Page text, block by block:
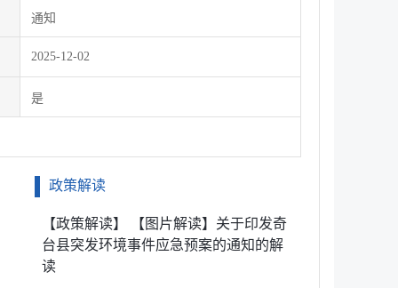
通知
2025-12-02
是
政策解读
【政策解读】 【图片解读】关于印发奇
台县突发环境事件应急预案的通知的解
读